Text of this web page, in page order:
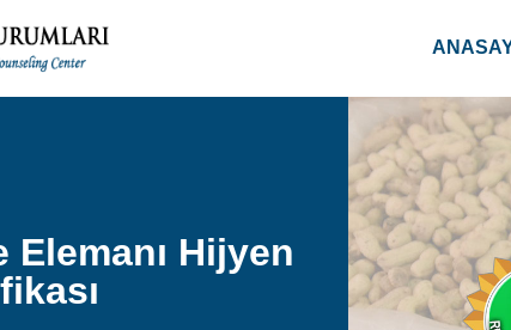
Hijyen
Tarihleri
Tarihi